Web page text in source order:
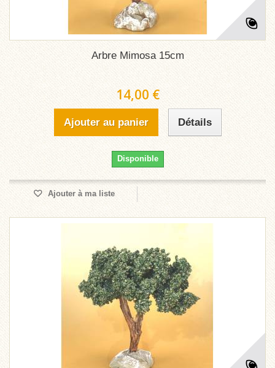
Arbre Mimosa 15cm
14,00 €
Ajouter au panier Détails
Disponible
Ajouter à ma liste